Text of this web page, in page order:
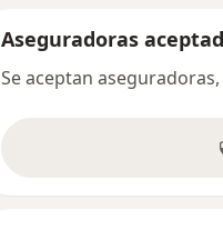
Aseguradoras
Se aceptan